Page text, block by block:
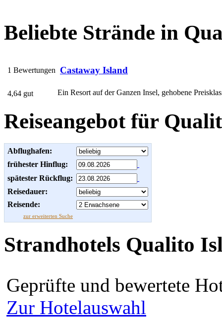
Beliebte Strände in
1 Bewertungen Castaway Island
Ein Resort auf der Ganzen Insel, gehobene
4,64 gut
Reiseangebot für
Abflughafen:
frühester Hinflug:
spätester Rückflug:
Reisedauer:
Reisende:
zur erweiterten Suche
Strandhotels Qualito
Geprüfte und bewertete
Zur Hotelauswahl